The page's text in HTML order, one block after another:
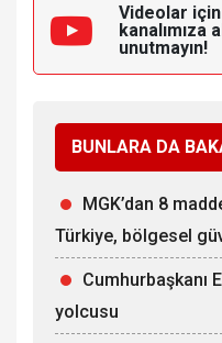
Videolar
kanalımıza
unutmayın!
BUNLARA DA
MGK’dan 8
Türkiye, bölgesel
Cumhurbaşkanı
yolcusu